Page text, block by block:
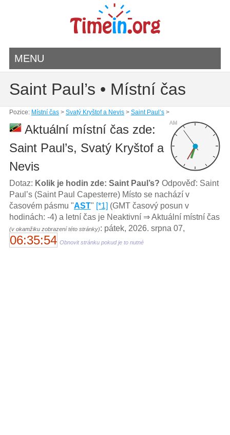
MENU
Saint Paul’s • Místní čas
Pozice: Místní čas> Svatý Kryštof a Nevis> Saint Paul’s>
AM
Aktuální místní čas zde:
Saint Paul’s, Svatý Kryštof a
Nevis
Dotaz: Kolik je hodin zde: Saint Paul’s? Odpověď: Saint
Paul’s (Saint Paul Capesterre) Místo se nachází v
časovém pásmu "AST" [*1] (GMT časový posun v
hodinách: -4) a letní čas je Neaktivní ⇒ Aktuální místní čas
(v okamžiku zobrazení této stránky): pátek, 2026. srpna 07,
06:35:54 Obnovit stránku pokud je to nutné